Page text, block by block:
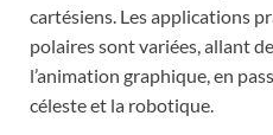
cartésiens. Les applications
polaires sont variées, allant
l’animation graphique, en
céleste et la robotique.